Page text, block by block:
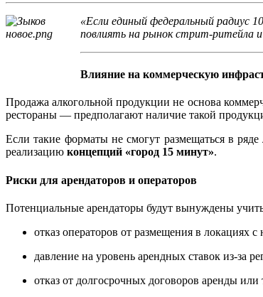
«Если единый федеральный радиус
повлиять на рынок стрит‑ритейла
Влияние на коммерческую
Продажа алкогольной продукции не основа
рестораны — предполагают наличие такой
Если такие форматы не смогут размещаться в
реализацию концепций «город 15 минут».
Риски для арендаторов и операторов
Потенциальные арендаторы будут вынуждены
отказ операторов от размещения в локациях
давление на уровень арендных ставок из‑за
отказ от долгосрочных договоров аренды